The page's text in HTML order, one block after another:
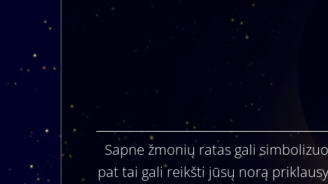
Sapne žmonių ratas gali
pat tai gali reikšti jūsų norą